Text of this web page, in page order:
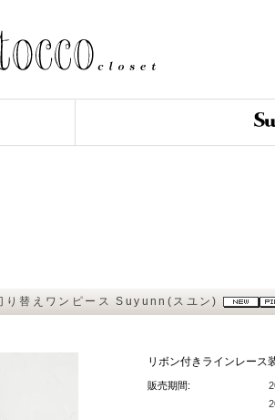
り替えワンピース Suyunn(スユン)
リボン付きラインレース
販売期間: